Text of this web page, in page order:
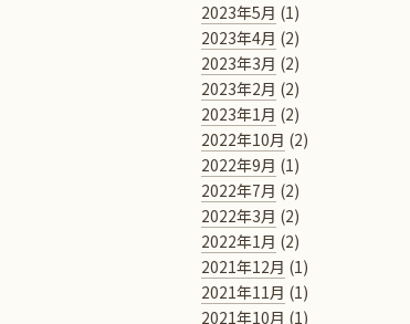
2023年5月 (1)
2023年4月 (2)
2023年3月 (2)
2023年2月 (2)
2023年1月 (2)
2022年10月 (2)
2022年9月 (1)
2022年7月 (2)
2022年3月 (2)
2022年1月 (2)
2021年12月 (1)
2021年11月 (1)
2021年10月 (1)